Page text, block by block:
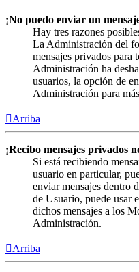
¡No puedo enviar un
Hay tres razones
La Administración del
mensajes privados para
Administración ha
usuarios, la opción de
Administración para
Arriba
¡Recibo mensajes privados
Si está recibiendo
usuario en particular,
enviar mensajes dentro
de Usuario, puede usar
dichos mensajes a los
Administración.
Arriba